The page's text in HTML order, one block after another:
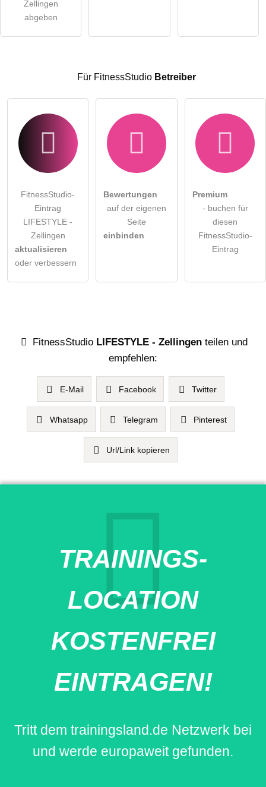
öffentliche Frage stellen
FitnessStudio-Eintrag zu stellen.
Zellingen
abgeben
Für FitnessStudio Betreiber
FitnessStudio-
Eintrag
LIFESTYLE -
Zellingen
aktualisieren
oder verbessern
Bewertungen
auf der eigenen
Seite
einbinden
Premium
- buchen für
diesen
FitnessStudio-
Eintrag
FitnessStudio LIFESTYLE - Zellingenteilen und
empfehlen:
E-Mail Facebook Twitter
Whatsapp Telegram Pinterest
Url/Link kopieren
TRAININGS-
LOCATION
KOSTENFREI
EINTRAGEN!
Tritt dem trainingsland.de Netzwerk bei
und werde europaweit gefunden.